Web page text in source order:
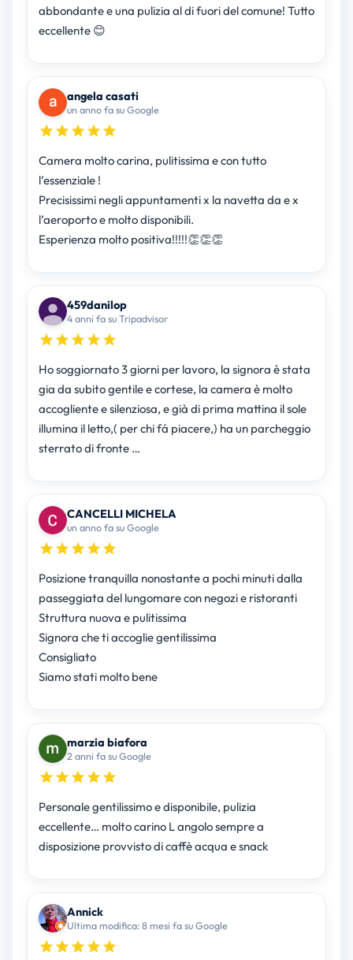
abbondante e una pulizia al di fuori del comune! Tutto
eccellente 😊
angela casati
un anno fa su Google
Camera molto carina, pulitissima e con tutto
l’essenziale !
Precisissimi negli appuntamenti x la navetta da e x
l’aeroporto e molto disponibili.
Esperienza molto positiva!!!!!👏👏👏
459danilop
4 anni fa su Tripadvisor
Ho soggiornato 3 giorni per lavoro, la signora è stata
gia da subito gentile e cortese, la camera è molto
accogliente e silenziosa, e già di prima mattina il sole
illumina il letto,( per chi fá piacere,) ha un parcheggio
sterrato di fronte …
CANCELLI MICHELA
un anno fa su Google
Posizione tranquilla nonostante a pochi minuti dalla
passeggiata del lungomare con negozi e ristoranti
Struttura nuova e pulitissima
Signora che ti accoglie gentilissima
Consigliato
Siamo stati molto bene
marzia biafora
2 anni fa su Google
Personale gentilissimo e disponibile, pulizia
eccellente… molto carino L angolo sempre a
disposizione provvisto di caffè acqua e snack
Annick
Ultima modifica: 8 mesi fa su Google